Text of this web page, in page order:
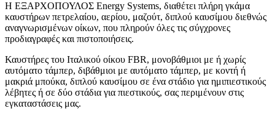
Η ΕΞΑΡΧΟΠΟΥΛΟΣ Energy Systems, διαθέτει πλήρη γκάμα
καυστήρων πετρελαίου, αερίου, μαζούτ, διπλού καυσίμου διεθνώς
αναγνωρισμένων οίκων, που πληρούν όλες τις σύγχρονες
προδιαγραφές και πιστοποιήσεις.
Καυστήρες του Ιταλικού οίκου FBR, μονοβάθμιοι με ή χωρίς
αυτόματο τάμπερ, διβάθμιοι με αυτόματο τάμπερ, με κοντή ή
μακριά μπούκα, διπλού καυσίμου σε ένα στάδιο για ημιπιεστικούς
λέβητες ή σε δύο στάδια για πιεστικούς, σας περιμένουν στις
εγκαταστάσεις μας.